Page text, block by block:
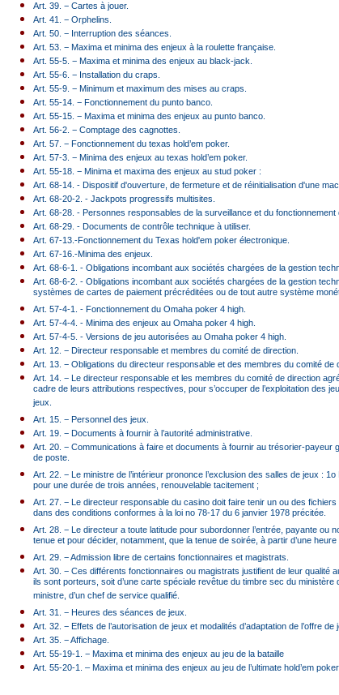
Art. 39. − Cartes à jouer.
Art. 41. − Orphelins.
Art. 50. − Interruption des séances.
Art. 53. − Maxima et minima des enjeux à la roulette française.
Art. 55-5. − Maxima et minima des enjeux au black-jack.
Art. 55-6. − Installation du craps.
Art. 55-9. − Minimum et maximum des mises au craps.
Art. 55-14. − Fonctionnement du punto banco.
Art. 55-15. − Maxima et minima des enjeux au punto banco.
Art. 56-2. − Comptage des cagnottes.
Art. 57. − Fonctionnement du texas hold’em poker.
Art. 57-3. − Minima des enjeux au texas hold’em poker.
Art. 55-18. − Minima et maxima des enjeux au stud poker :
Art. 68-14. - Dispositif d'ouverture, de fermeture et de réinitialisation d'une
Art. 68-20-2. - Jackpots progressifs multisites.
Art. 68-28. - Personnes responsables de la surveillance et du fonctionnement
Art. 68-29. - Documents de contrôle technique à utiliser.
Art. 67-13.-Fonctionnement du Texas hold'em poker électronique.
Art. 67-16.-Minima des enjeux.
Art. 68-6-1. - Obligations incombant aux sociétés chargées de la gestion
Art. 68-6-2. - Obligations incombant aux sociétés chargées de la gestion
systèmes de cartes de paiement précréditées ou de tout autre système
Art. 57-4-1. - Fonctionnement du Omaha poker 4 high.
Art. 57-4-4. - Minima des enjeux au Omaha poker 4 high.
Art. 57-4-5. - Versions de jeu autorisées au Omaha poker 4 high.
Art. 12. − Directeur responsable et membres du comité de direction.
Art. 13. − Obligations du directeur responsable et des membres du comité de
Art. 14. − Le directeur responsable et les membres du comité de direction
cadre de leurs attributions respectives, pour s’occuper de l’exploitation des
jeux.
Art. 15. − Personnel des jeux.
Art. 19. − Documents à fournir à l’autorité administrative.
Art. 20. − Communications à faire et documents à fournir au trésorier-
de poste.
Art. 22. − Le ministre de l’intérieur prononce l’exclusion des salles de jeux :
pour une durée de trois années, renouvelable tacitement ;
Art. 27. − Le directeur responsable du casino doit faire tenir un ou des
dans des conditions conformes à la loi no 78-17 du 6 janvier 1978 précitée.
Art. 28. − Le directeur a toute latitude pour subordonner l’entrée, payante ou
tenue et pour décider, notamment, que la tenue de soirée, à partir d’une
Art. 29. − Admission libre de certains fonctionnaires et magistrats.
Art. 30. − Ces différents fonctionnaires ou magistrats justifient de leur qualité
ils sont porteurs, soit d’une carte spéciale revêtue du timbre sec du
ministre, d’un chef de service qualifié.
Art. 31. − Heures des séances de jeux.
Art. 32. − Effets de l’autorisation de jeux et modalités d’adaptation de l’offre de
Art. 35. − Affichage.
Art. 55-19-1. − Maxima et minima des enjeux au jeu de la bataille
Art. 55-20-1. – Maxima et minima des enjeux au jeu de l’ultimate hold’em poker.